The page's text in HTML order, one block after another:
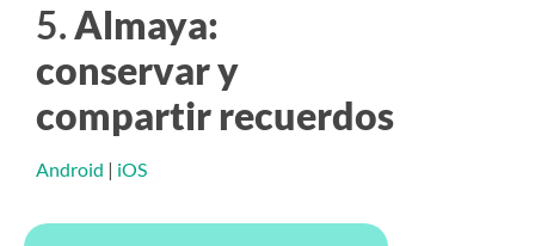
5.Almaya:
conservar y
compartir recuerdos
Android | iOS